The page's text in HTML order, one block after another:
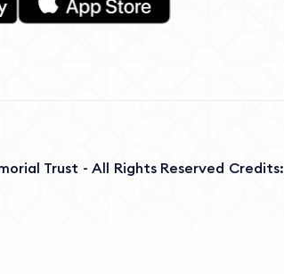
Trust - All Rights Reserved Credits: